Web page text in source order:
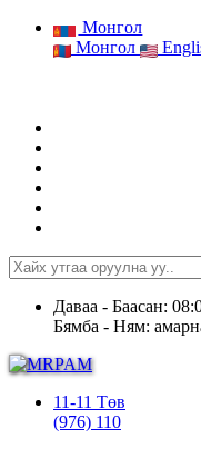
Монгол
Монгол
Даваа - Баасан:
Бямба - Ням:
11-11 Төв
(976) 110